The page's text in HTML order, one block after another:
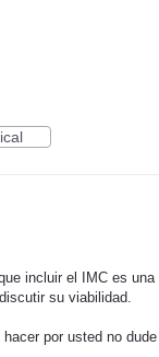
incluir el IMC es una
su viabilidad.
por usted no